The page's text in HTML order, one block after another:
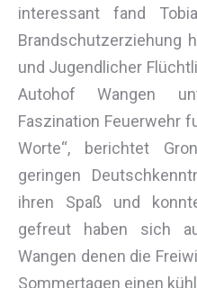
interessant fand
Brandschutzerziehung
und Jugendlicher
Autohof Wangen
Faszination Feuerwehr
Worte“, berichtet
geringen
ihren Spaß und
gefreut haben sich
Wangen denen die
Sommertagen einen